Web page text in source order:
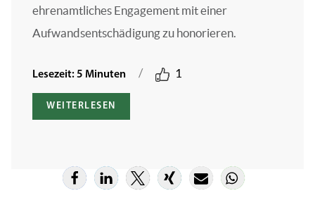
ehrenamtliches Engagement mit einer
Aufwandsentschädigung zu honorieren.
Lesezeit: 5 Minuten / 1
WEITERLESEN